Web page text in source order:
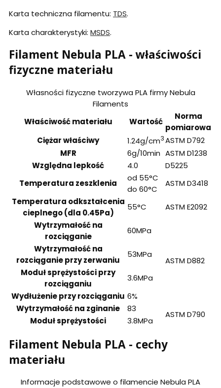
Karta techniczna filamentu: TDS.
Karta charakterystyki: MSDS.
Filament Nebula PLA - właściwości
fizyczne materiału
Własności fizyczne tworzywa PLA firmy Nebula
Filaments
Właściwość materiału
Wartość
Norma
pomiarowa
Ciężar właściwy
1.24g/cm3ASTM D792
MFR
6g/10min ASTM D1238
Względna lepkość
4.0
D5225
Temperatura zeszklenia
od 55°C
do 60°C
ASTM D3418
Temperatura odkształcenia
cieplnego (dla 0.45Pa)
55°C
ASTM E2092
Wytrzymałość na
rozciąganie
60MPa
ASTM D882
Wytrzymałość na
rozciąganie przy zerwaniu
53MPa
Moduł sprężystości przy
rozciąganiu
3.6MPa
Wydłużenie przy rozciąganiu 6%
Wytrzymałość na zginanie
83
ASTM D790
Moduł sprężystości 3.8MPa
Filament Nebula PLA - cechy
materiału
Informacje podstawowe o filamencie Nebula PLA